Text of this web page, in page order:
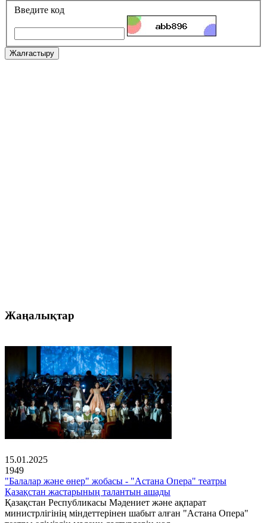
Введите код
Жалғастыру
Жаңалықтар
15.01.2025
1949
"Балалар және өнер" жобасы - "Астана Опера" театры
Қазақстан жастарының талантын ашады
Қазақстан Республикасы Мәдениет және ақпарат
министрлігінің міндеттерінен шабыт алған "Астана Опера"